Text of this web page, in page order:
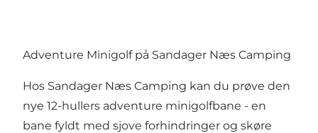
Adventure Minigolf på Sandager Næs Camping
Hos Sandager Næs Camping kan du prøve den
nye 12-hullers adventure minigolfbane - en
bane fyldt med sjove forhindringer og skøre